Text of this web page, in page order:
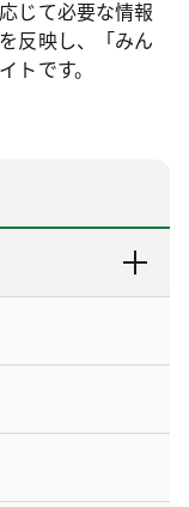
じて必要な情報
反映し、「みん
トです。